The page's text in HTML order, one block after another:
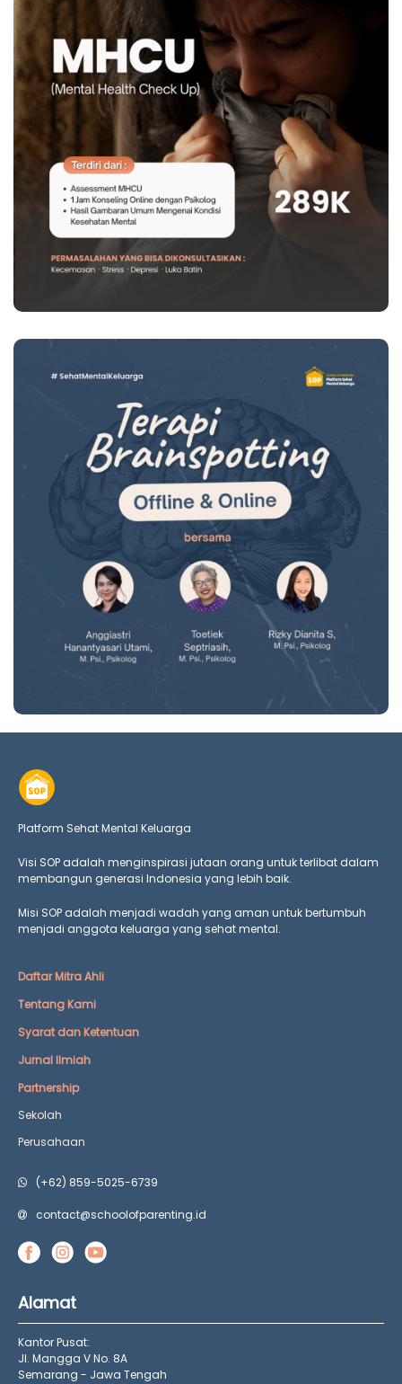
Platform Sehat Mental Keluarga
Visi SOP adalah menginspirasi jutaan orang untuk terlibat dalam
membangun generasi Indonesia yang lebih baik.
Misi SOP adalah menjadi wadah yang aman untuk bertumbuh
menjadi anggota keluarga yang sehat mental.
Daftar Mitra Ahli
Tentang Kami
Syarat dan Ketentuan
Jurnal Ilmiah
Partnership
Sekolah
Perusahaan
(+62) 859-5025-6739
contact@schoolofparenting.id
Alamat
Kantor Pusat:
Jl. Mangga V No. 8A
Semarang - Jawa Tengah